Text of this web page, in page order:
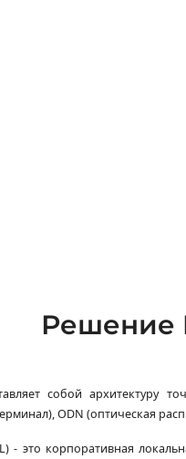
Решение
собой архитектуру
ODN (оптическая
- это корпоративная